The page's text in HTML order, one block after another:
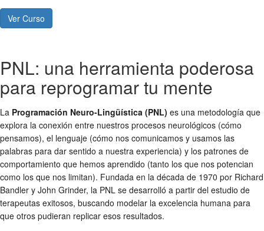
Ver Curso
PNL: una herramienta poderosa
para reprogramar tu mente
La Programación Neuro-Lingüística (PNL) es una metodología que
explora la conexión entre nuestros procesos neurológicos (cómo
pensamos), el lenguaje (cómo nos comunicamos y usamos las
palabras para dar sentido a nuestra experiencia) y los patrones de
comportamiento que hemos aprendido (tanto los que nos potencian
como los que nos limitan). Fundada en la década de 1970 por Richard
Bandler y John Grinder, la PNL se desarrolló a partir del estudio de
terapeutas exitosos, buscando modelar la excelencia humana para
que otros pudieran replicar esos resultados.